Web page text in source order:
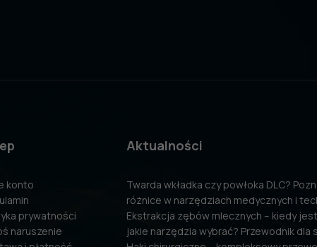
konto
prywatności
naruszenie
Aktualności
Twarda wkładka czy powłoka DLC?
różnice w narzędziach medycznych i
Ekstrakcja zębów mlecznych – kiedy
jakie narzędzia wybrać? Przewodnik